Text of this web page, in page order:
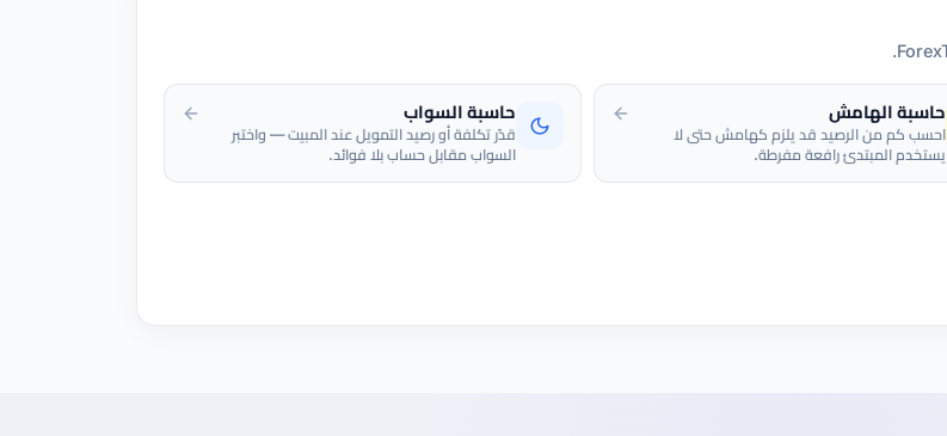
حاسبة الهامش
احسب كم من الرصيد قد يلزم كهامش حتى لا
يستخدم المبتدئ رافعة مفرطة.
حاسبة السواب
قدّر تكلفة أو رصيد التمويل عند المبيت — واختبر
السواب مقابل حساب بلا فوائد.